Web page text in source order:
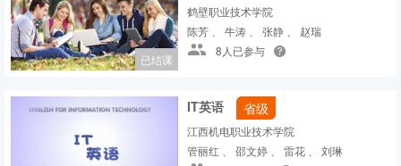
已结课
鹤壁职业技术学院
陈芳 、 牛涛 、 张静 、 赵瑞
8人已参与
IT英语 省级
江西机电职业技术学院
管丽红 、 邵文婷 、 雷花 、 刘琳